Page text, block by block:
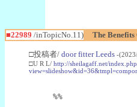
■22989 /inTopicNo.11) The
□投稿者/ door fitter Leeds -
□U R L/ http://sheilagaff.net/
%%